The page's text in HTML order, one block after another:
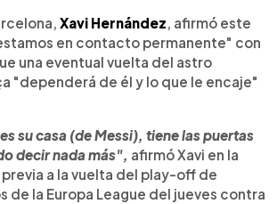
artículoXavi Hernández, afirmó este
en contacto permanente" con
una eventual vuelta del astro
"dependerá de él y lo que le encaje"
su casa (de Messi), tiene las puertas
decir nada más", afirmó Xavi en la
a la vuelta del play-off de
de la Europa League del jueves contra